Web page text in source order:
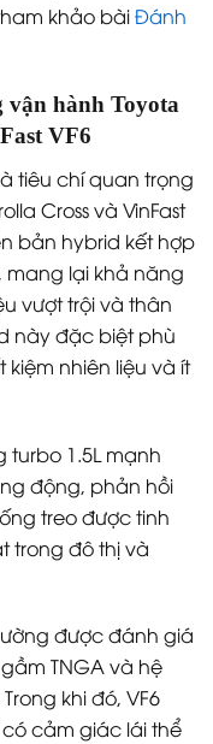
khảo bàiĐánh
vận hành Toyota
VF6
tiêu chí quan trọng
Cross và VinFast
bản hybrid kết hợp
mang lại khả năng
vượt trội và thân
này đặc biệt phù
nhiên liệu và ít
turbo 1.5L mạnh
động, phản hồi
treo được tinh
trong đô thị và
được đánh giá
TNGA và hệ
khi đó, VF6
cảm giác lái thể